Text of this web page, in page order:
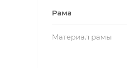
Рама
Материал рамы